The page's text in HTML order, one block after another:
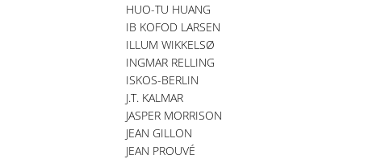
HUO-TU HUANG
IB KOFOD LARSEN
ILLUM WIKKELSØ
INGMAR RELLING
ISKOS-BERLIN
J.T. KALMAR
JASPER MORRISON
JEAN GILLON
JEAN PROUVÉ